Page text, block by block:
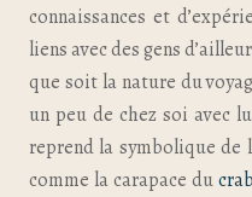
connaissances et
liens avec des gens
que soit la nature du
un peu de chez soi avec
reprend la symbolique de
comme la carapace du